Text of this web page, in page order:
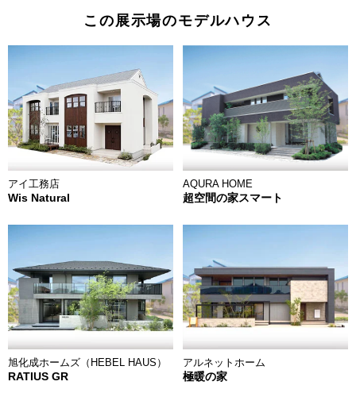
この展示場のモデルハウス
アイ工務店
Wis Natural
AQURA HOME
超空間の家スマート
旭化成ホームズ（HEBEL HAUS）
RATIUS GR
アルネットホーム
極暖の家